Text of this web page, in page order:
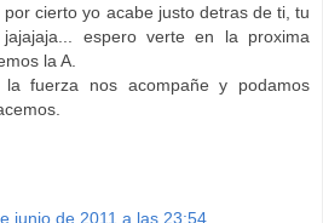
cierto yo acabe justo detras de ti, tu
espero verte en la proxima
la A.
fuerza nos acompañe y podamos
junio de 2011 a las 23:54